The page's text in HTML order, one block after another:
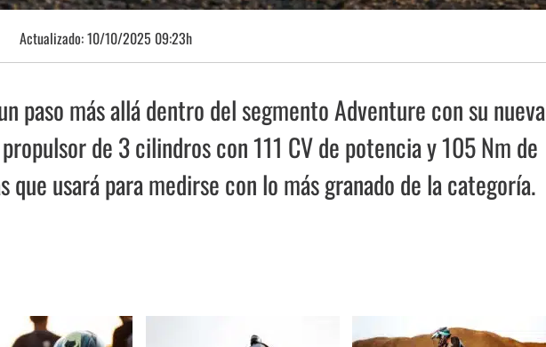
Actualizado:10/10/2025 09:23h
paso más allá dentro del segmento Adventure con su nueva
de 3 cilindros con 111 CV de potencia y 105 Nm de
que usará para medirse con lo más granado de la categoría.